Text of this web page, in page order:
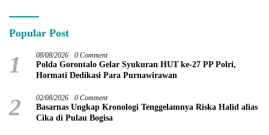
Popular Post
1 08/08/2026 0 Comment
Polda Gorontalo Gelar Syukuran HUT ke-27 PP Polri,
Hormati Dedikasi Para Purnawirawan
2 02/08/2026 0 Comment
Basarnas Ungkap Kronologi Tenggelamnya Riska Halid alias
Cika di Pulau Bogisa